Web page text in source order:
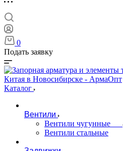
0
Подать заявку
Каталог
Вентили
Вентили чугунные
Вентили стальные